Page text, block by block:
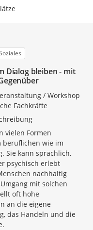
Dialog bleiben - mit
/ Workshop
Fachkräfte
vielen Formen
beruflichen wie im
Sie kann sprachlich,
psychisch erlebt
nachhaltig
mit solchen
oft hohe
an die eigene
das Handeln und die